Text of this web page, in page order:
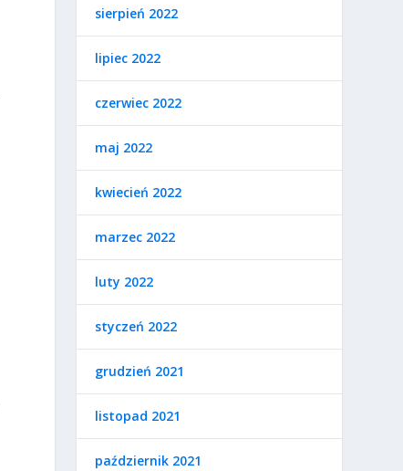
sierpień 2022
lipiec 2022
czerwiec 2022
maj 2022
kwiecień 2022
marzec 2022
luty 2022
styczeń 2022
grudzień 2021
listopad 2021
październik 2021